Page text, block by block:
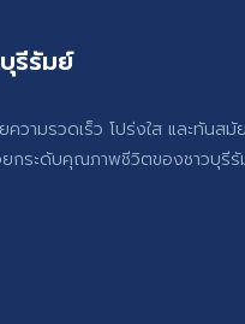
รีรัมย์
ความรวดเร็ว โปร่งใส และทันสมั
กระดับคุณภาพชีวิตของชาวบุรี